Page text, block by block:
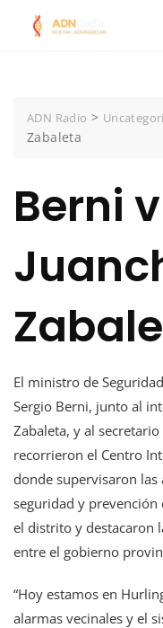
ADN Radio >
Zabaleta
Berni
El ministro de
Sergio Berni, junto al
Zabaleta, y al
recorrieron el Centro
donde supervisaron
seguridad y prevención
el distrito y destacaron
entre el gobierno
“Hoy estamos en
alarmas vecinales y el